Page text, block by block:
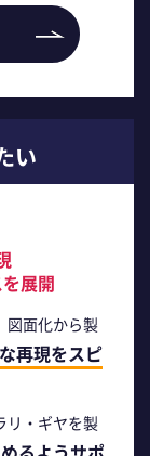
い
展開
図面化から製
再現をスピ
リ・ギヤを製